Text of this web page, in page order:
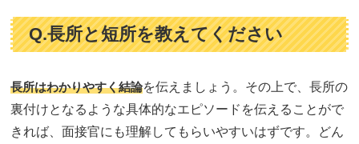
Q.長所と短所を教えてください
長所はわかりやすく結論を伝えましょう。その上で、長所の
裏付けとなるような具体的なエピソードを伝えることがで
きれば、面接官にも理解してもらいやすいはずです。どん